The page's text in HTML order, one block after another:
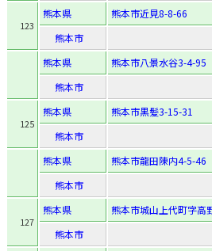
123
熊本県
熊本市近見8-8-66
熊本市
熊本県
熊本市八景水谷3-4-95
熊本市
125
熊本県
熊本市黒髪3-15-31
熊本市
熊本県
熊本市龍田陳内4-5-46
熊本市
127
熊本県
熊本市城山上代町字高
熊本市